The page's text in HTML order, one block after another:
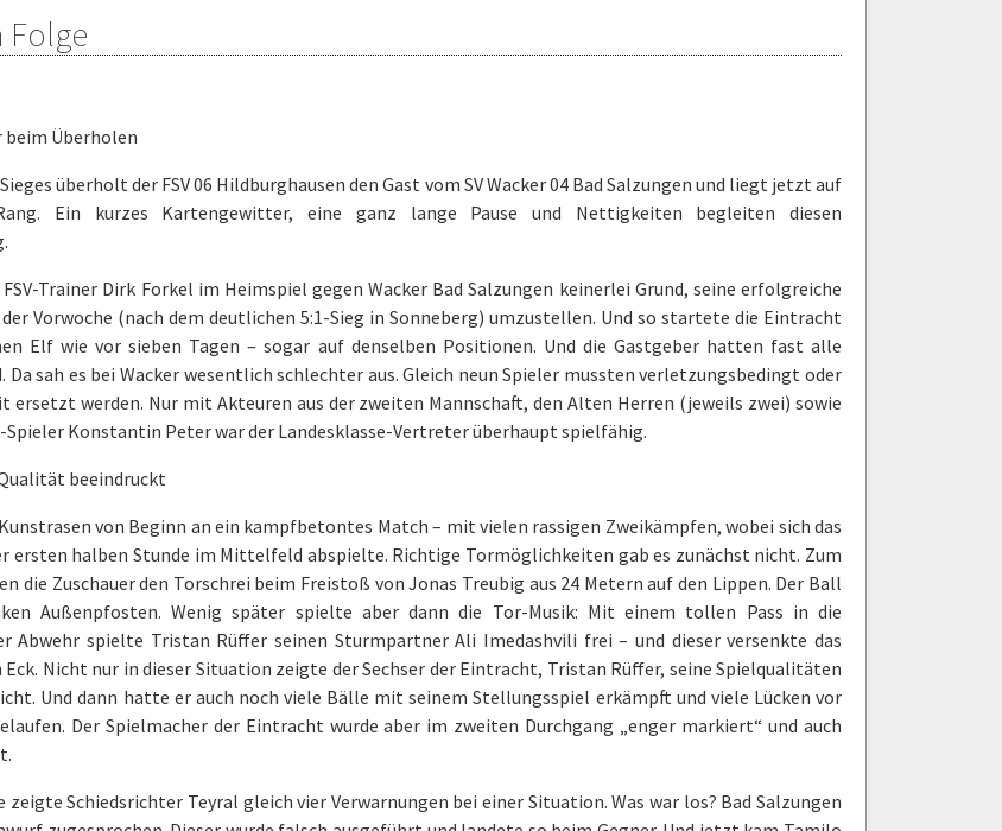
Folge
beim Überholen
überholt der FSV 06 Hildburghausen den Gast vom SV Wacker 04 Bad Salzungen und liegt jetzt auf
Ein kurzes Kartengewitter, eine ganz lange Pause und Nettigkeiten begleiten diesen
Trainer Dirk Forkel im Heimspiel gegen Wacker Bad Salzungen keinerlei Grund, seine erfolgreiche
Vorwoche (nach dem deutlichen 5:1-Sieg in Sonneberg) umzustellen. Und so startete die Eintracht
Elf wie vor sieben Tagen – sogar auf denselben Positionen. Und die Gastgeber hatten fast alle
Da sah es bei Wacker wesentlich schlechter aus. Gleich neun Spieler mussten verletzungsbedingt oder
ersetzt werden. Nur mit Akteuren aus der zweiten Mannschaft, den Alten Herren (jeweils zwei) sowie
Spieler Konstantin Peter war der Landesklasse-Vertreter überhaupt spielfähig.
beeindruckt
von Beginn an ein kampfbetontes Match – mit vielen rassigen Zweikämpfen, wobei sich das
ersten halben Stunde im Mittelfeld abspielte. Richtige Tormöglichkeiten gab es zunächst nicht. Zum
die Zuschauer den Torschrei beim Freistoß von Jonas Treubig aus 24 Metern auf den Lippen. Der Ball
Außenpfosten. Wenig später spielte aber dann die Tor-Musik: Mit einem tollen Pass in die
Abwehr spielte Tristan Rüffer seinen Sturmpartner Ali Imedashvili frei – und dieser versenkte das
Eck. Nicht nur in dieser Situation zeigte der Sechser der Eintracht, Tristan Rüffer, seine Spielqualitäten
Und dann hatte er auch noch viele Bälle mit seinem Stellungsspiel erkämpft und viele Lücken vor
Der Spielmacher der Eintracht wurde aber im zweiten Durchgang „enger markiert“ und auch
zeigte Schiedsrichter Teyral gleich vier Verwarnungen bei einer Situation. Was war los? Bad Salzungen